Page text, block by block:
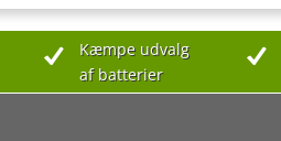
Kæmpe udvalg
af batterier